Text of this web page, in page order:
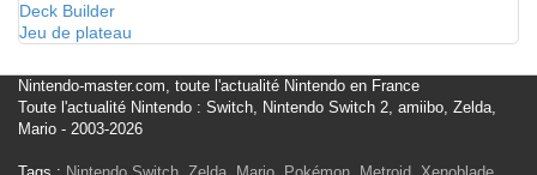
Deck Builder
Jeu de plateau
Nintendo-master.com, toute l'actualité Nintendo en France
Toute l'actualité Nintendo : Switch, Nintendo Switch 2, amiibo, Zelda,
Mario - 2003-2026